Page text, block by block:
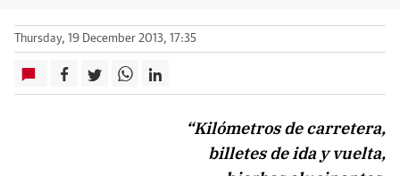
Thursday, 19 December 2013, 17:35
“Kilómetros de carretera,
billetes de ida y vuelta,